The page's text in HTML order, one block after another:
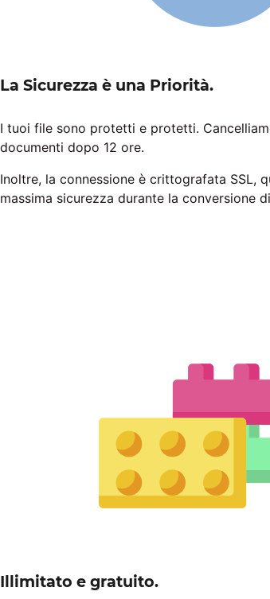
La Sicurezza è una Priorità.
I tuoi file sono protetti e protetti.
documenti dopo 12 ore.
Inoltre, la connessione è crittografata SSL,
massima sicurezza durante la conversione
Illimitato e gratuito.